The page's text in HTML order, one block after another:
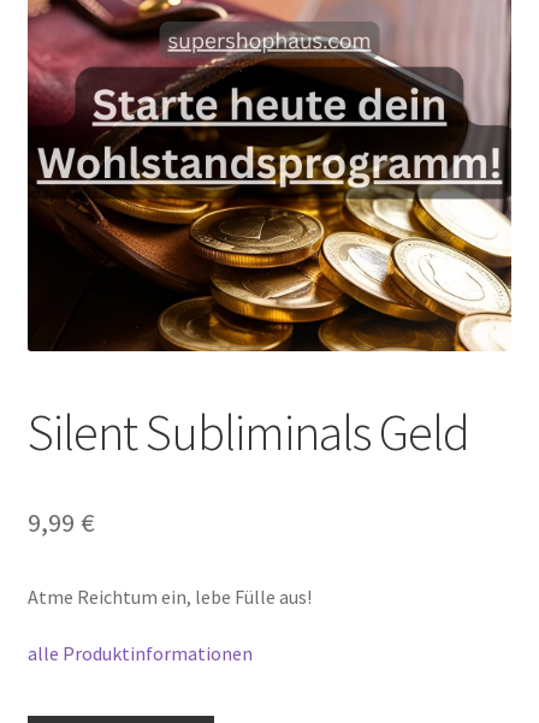
Silent Subliminals Geld
9,99 €
Atme Reichtum ein, lebe Fülle aus!
alle Produktinformationen